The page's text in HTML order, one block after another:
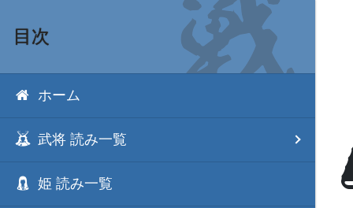
目次
ホーム
武将 読み一覧
姫 読み一覧